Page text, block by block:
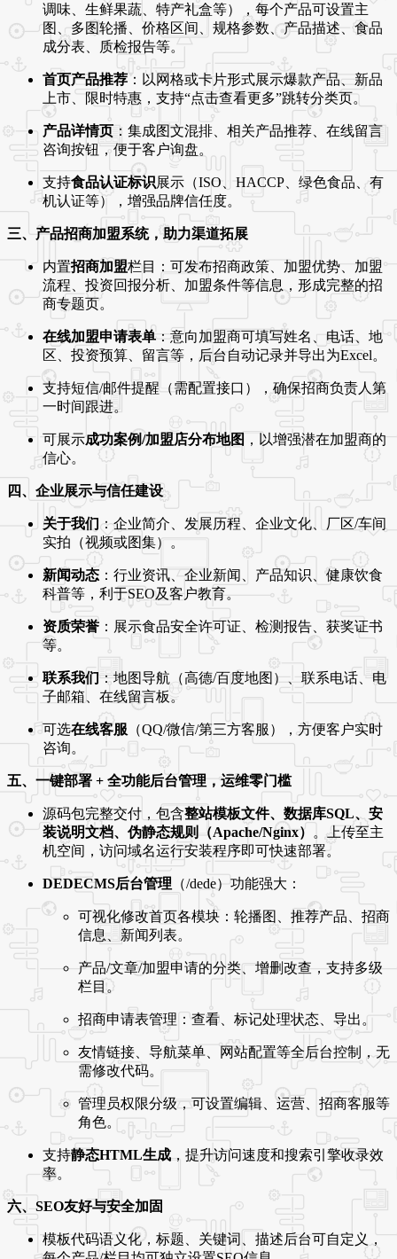
调味、生鲜果蔬、特产礼盒等），每个产品可设置主
图、多图轮播、价格区间、规格参数、产品描述、食品
成分表、质检报告等。
首页产品推荐：以网格或卡片形式展示爆款产品、新品
上市、限时特惠，支持“点击查看更多”跳转分类页。
产品详情页：集成图文混排、相关产品推荐、在线留言
咨询按钮，便于客户询盘。
支持食品认证标识展示（ISO、HACCP、绿色食品、有
机认证等），增强品牌信任度。
三、产品招商加盟系统，助力渠道拓展
内置招商加盟栏目：可发布招商政策、加盟优势、加盟
流程、投资回报分析、加盟条件等信息，形成完整的招
商专题页。
在线加盟申请表单：意向加盟商可填写姓名、电话、地
区、投资预算、留言等，后台自动记录并导出为Excel。
支持短信/邮件提醒（需配置接口），确保招商负责人第
一时间跟进。
可展示成功案例/加盟店分布地图 ，以增强潜在加盟商的
信心。
四、企业展示与信任建设
关于我们：企业简介、发展历程、企业文化、厂区/车间
实拍（视频或图集）。
新闻动态 ：行业资讯、企业新闻、产品知识、健康饮食
科普等，利于SEO及客户教育。
资质荣誉 ：展示食品安全许可证、检测报告、获奖证书
等。
联系我们：地图导航（高德/百度地图）、联系电话、电
子邮箱、在线留言板。
可选在线客服 （QQ/微信/第三方客服），方便客户实时
咨询。
五、一键部署 + 全功能后台管理，运维零门槛
源码包完整交付，包含整站模板文件、数据库SQL、安
装说明文档、伪静态规则（Apache/Nginx） 。上传至主
机空间，访问域名运行安装程序即可快速部署。
DEDECMS后台管理 （/dede）功能强大：
可视化修改首页各模块：轮播图、推荐产品、招商
信息、新闻列表。
产品/文章/加盟申请的分类、增删改查，支持多级
栏目。
招商申请表管理：查看、标记处理状态、导出。
友情链接、导航菜单、网站配置等全后台控制，无
需修改代码。
管理员权限分级，可设置编辑、运营、招商客服等
角色。
支持静态HTML生成，提升访问速度和搜索引擎收录效
率。
六、SEO友好与安全加固
模板代码语义化，标题、关键词、描述后台可自定义，